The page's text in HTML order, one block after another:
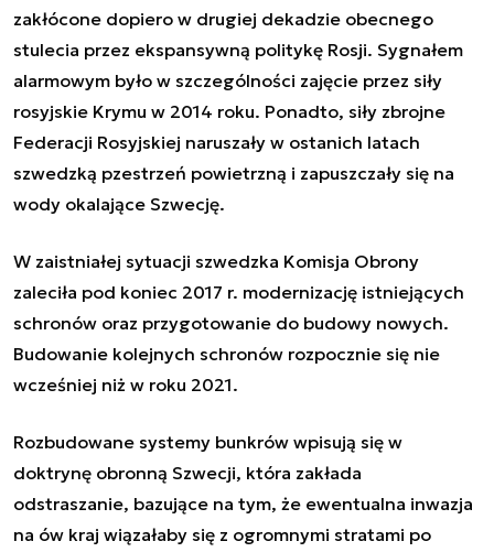
zakłócone dopiero w drugiej dekadzie obecnego
stulecia przez ekspansywną politykę Rosji. Sygnałem
alarmowym było w szczególności zajęcie przez siły
rosyjskie Krymu w 2014 roku. Ponadto, siły zbrojne
Federacji Rosyjskiej naruszały w ostanich latach
szwedzką pzestrzeń powietrzną i zapuszczały się na
wody okalające Szwecję.
W zaistniałej sytuacji szwedzka Komisja Obrony
zaleciła pod koniec 2017 r. modernizację istniejących
schronów oraz przygotowanie do budowy nowych.
Budowanie kolejnych schronów rozpocznie się nie
wcześniej niż w roku 2021.
Rozbudowane systemy bunkrów wpisują się w
doktrynę obronną Szwecji, która zakłada
odstraszanie, bazujące na tym, że ewentualna inwazja
na ów kraj wiązałaby się z ogromnymi stratami po